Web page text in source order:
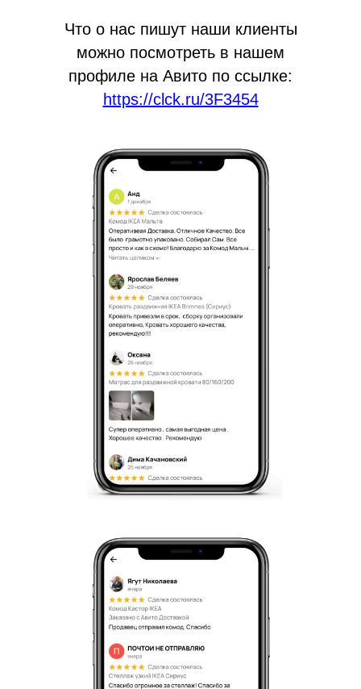
Что о нас пишут наши клиенты
можно посмотреть в нашем
профиле на Авито по ссылке:
https://clck.ru/3F3454